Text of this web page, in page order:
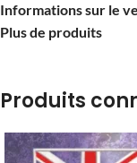
Informations sur le
Plus de produits
Produits